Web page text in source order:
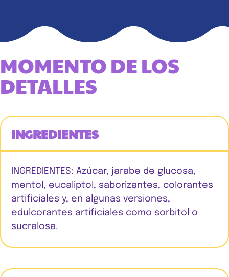
MOMENTO DE LOS
DETALLES
INGREDIENTES
INGREDIENTES: Azúcar, jarabe de glucosa,
mentol, eucaliptol, saborizantes, colorantes
artificiales y, en algunas versiones,
edulcorantes artificiales como sorbitol o
sucralosa.